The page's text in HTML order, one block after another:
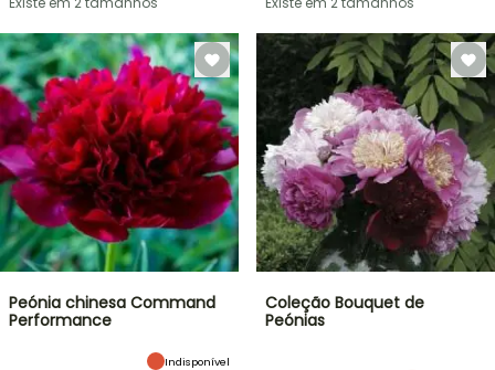
Peónia chinesa Command
Performance
Indisponível
Coleção Bouquet de
Peónias